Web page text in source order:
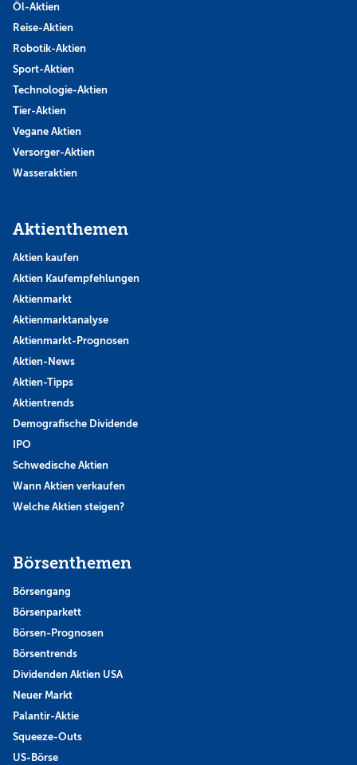
Öl-Aktien
Reise-Aktien
Robotik-Aktien
Sport-Aktien
Technologie-Aktien
Tier-Aktien
Vegane Aktien
Versorger-Aktien
Wasseraktien
Aktienthemen
Aktien kaufen
Aktien Kaufempfehlungen
Aktienmarkt
Aktienmarktanalyse
Aktienmarkt-Prognosen
Aktien-News
Aktien-Tipps
Aktientrends
Demografische Dividende
IPO
Schwedische Aktien
Wann Aktien verkaufen
Welche Aktien steigen?
Börsenthemen
Börsengang
Börsenparkett
Börsen-Prognosen
Börsentrends
Dividenden Aktien USA
Neuer Markt
Palantir-Aktie
Squeeze-Outs
US-Börse